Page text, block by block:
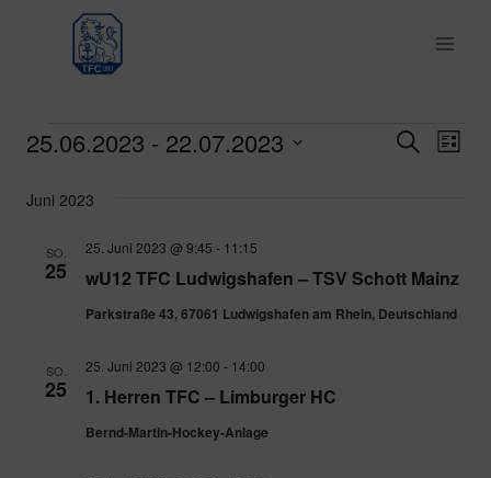
springen
Veranstaltungen SucheListe
25.06.2023 - 22.07.2023
wählen.
Juni 2023
SO.
25 wU12 TFC Ludwigshafen – TSV Schott Mainz
25. Juni 2023 @ 9:45 - 11:15
Parkstraße 43, 67061 Ludwigshafen am Rhein, Deutschland
SO.
25 1. Herren TFC – Limburger HC
25. Juni 2023 @ 12:00 - 14:00
Bernd-Martin-Hockey-Anlage